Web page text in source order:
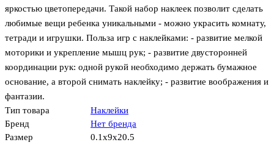
яркостью цветопередачи. Такой набор наклеек позволит сделать
любимые вещи ребенка уникальными - можно украсить комнату,
тетради и игрушки. Польза игр с наклейками: - развитие мелкой
моторики и укрепление мышц рук; - развитие двусторонней
координации рук: одной рукой необходимо держать бумажное
основание, а второй снимать наклейку; - развитие воображения и
фантазии.
Тип товара
Наклейки
Бренд
Нет бренда
Размер
0.1x9x20.5